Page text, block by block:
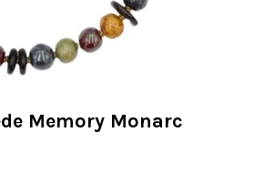
Memory Monarc